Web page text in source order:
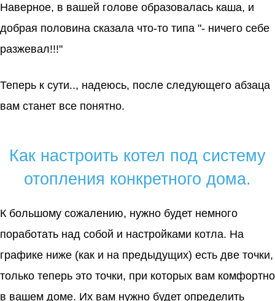
Наверное, в вашей голове образовалась каша, и
добрая половина сказала что-то типа "- ничего себе
разжевал!!!"
Теперь к сути.., надеюсь, после следующего абзаца
вам станет все понятно.
Как настроить котел под систему
отопления конкретного дома.
К большому сожалению, нужно будет немного
поработать над собой и настройками котла. На
графике ниже (как и на предыдущих) есть две точки,
только теперь это точки, при которых вам комфортно
в вашем доме. Их вам нужно будет определить